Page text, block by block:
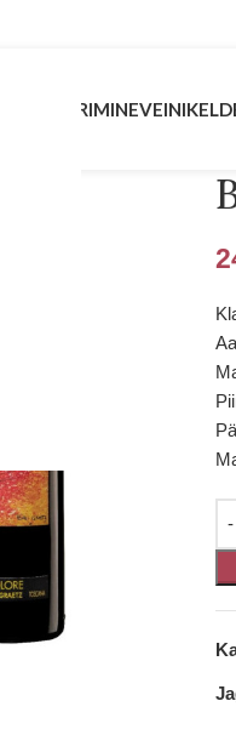
INVESTEERIMINE